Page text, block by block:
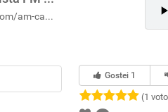
https://radio.cancaonova.com/am-cachoeira-paulista/
Gostei 1
(1